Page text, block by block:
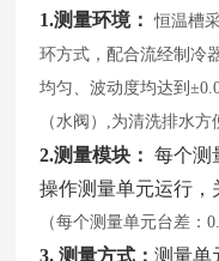
1.测量环境：
恒温槽
环方式，配合流经制冷
均匀、波动度均达到
（水阀）,为清洗排水方
2.测量模块：每个测
操作测量单元运行，
（每个测量单元台差：
3. 测量方式：测量单